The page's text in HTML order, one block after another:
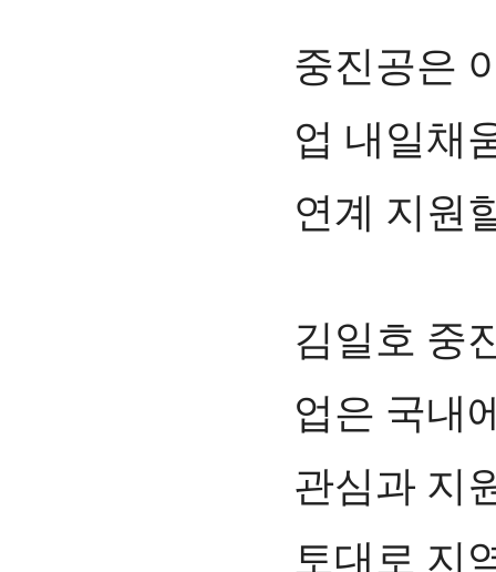
중진공은
업 내일채
연계 지원
김일호 중
업은 국내
관심과 지
토대로 지